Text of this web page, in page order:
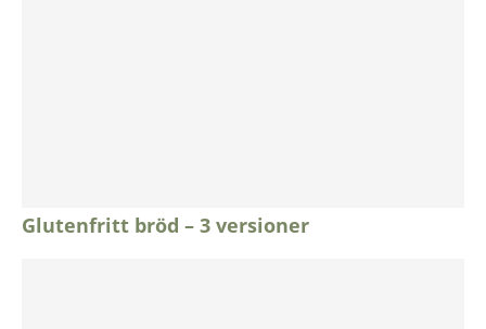
Glutenfritt bröd – 3 versioner